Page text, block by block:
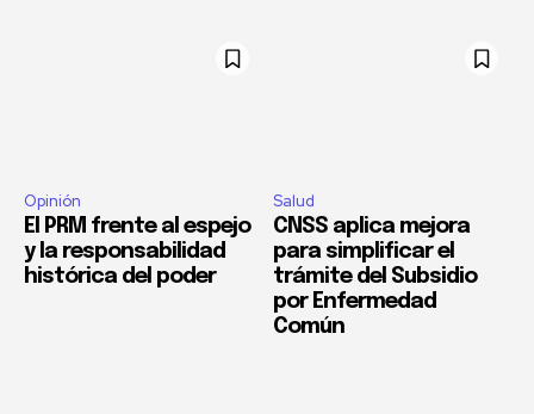
Opinión
El PRM frente al espejo
y la responsabilidad
histórica del poder
Salud
CNSS aplica mejora
para simplificar el
trámite del Subsidio
por Enfermedad
Común